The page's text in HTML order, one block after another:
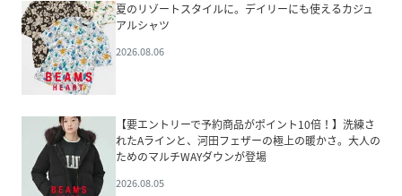
夏のリゾートスタイルに。デイリーにも使えるカジュ
アルシャツ
2026.08.06
【要エントリーで予約商品がポイント10倍！】洗練さ
れたAラインと、河田フェザーの極上の暖かさ。大人の
ためのマルチWAYダウンが登場
2026.08.05